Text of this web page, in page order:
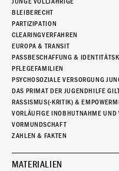
BLEIBERECHT
PARTIZIPATION
CLEARINGVERFAHREN
EUROPA & TRANSIT
PASSBESCHAFFUNG &
PFLEGEFAMILIEN
PSYCHOSOZIALE VERSORGUNG
DAS PRIMAT DER JUGENDHILFE
RASSISMUS(-KRITIK) &
VORLÄUFIGE INOBHUTNAHME UND
VORMUNDSCHAFT
ZAHLEN & FAKTEN
MATERIALIEN